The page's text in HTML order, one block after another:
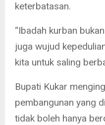
keterbatasan.
“Ibadah kurban
juga wujud
kita untuk saling
Bupati Kukar
pembangunan yang
tidak boleh hanya